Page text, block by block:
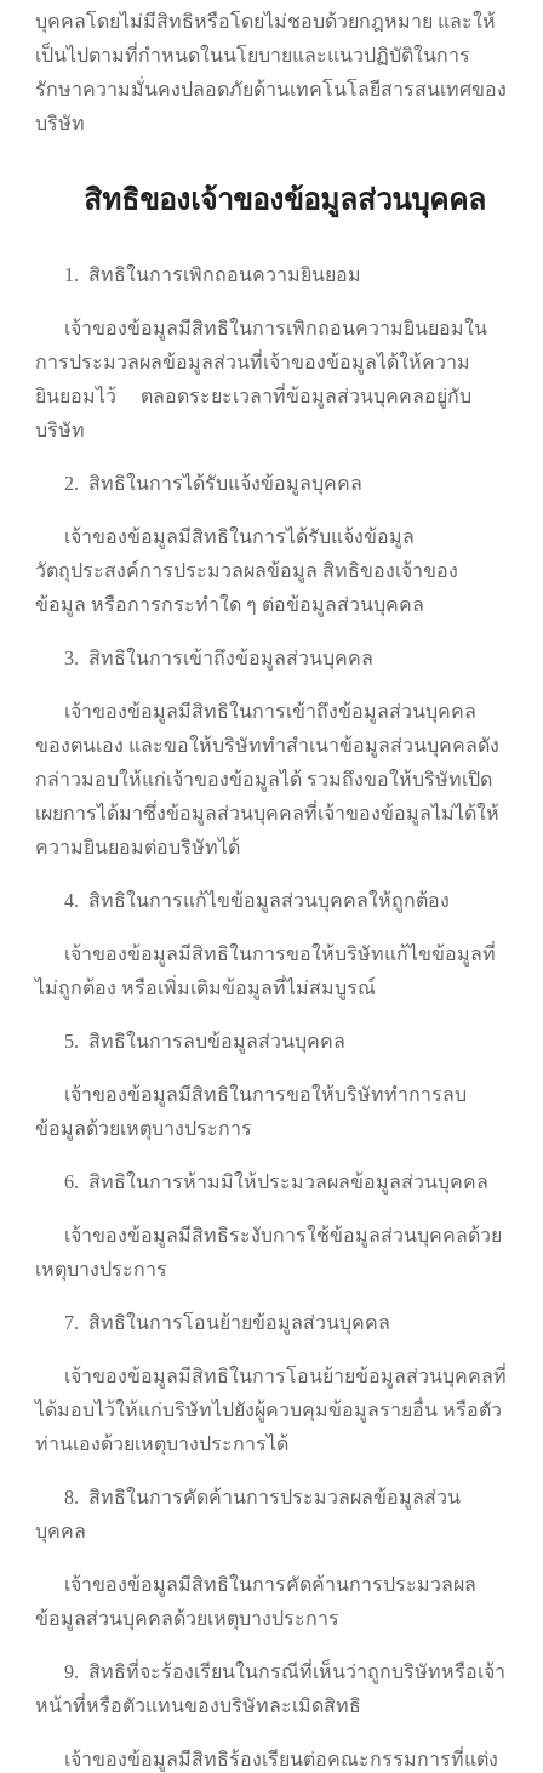
บุคคลโดยไม่มีสิทธิหรือโดยไม่ชอบด้วยกฎหมาย และให้
เป็นไปตามที่กำหนดในนโยบายและแนวปฏิบัติในการ
รักษาความมั่นคงปลอดภัยด้านเทคโนโลยีสารสนเทศของ
บริษัท
สิทธิของเจ้าของข้อมูลส่วนบุคคล
1. สิทธิในการเพิกถอนความยินยอม
เจ้าของข้อมูลมีสิทธิในการเพิกถอนความยินยอมใน
การประมวลผลข้อมูลส่วนที่เจ้าของข้อมูลได้ให้ความ
ยินยอมไว้
ตลอดระยะเวลาที่ข้อมูลส่วนบุคคลอยู่กับ
บริษัท
2. สิทธิในการได้รับแจ้งข้อมูลบุคคล
เจ้าของข้อมูลมีสิทธิในการได้รับแจ้งข้อมูล
วัตถุประสงค์การประมวลผลข้อมูล สิทธิของเจ้าของ
ข้อมูล หรือการกระทำใด ๆ ต่อข้อมูลส่วนบุคคล
3. สิทธิในการเข้าถึงข้อมูลส่วนบุคคล
เจ้าของข้อมูลมีสิทธิในการเข้าถึงข้อมูลส่วนบุคคล
ของตนเอง และขอให้บริษัททำสำเนาข้อมูลส่วนบุคคลดัง
กล่าวมอบให้แก่เจ้าของข้อมูลได้ รวมถึงขอให้บริษัทเปิด
เผยการได้มาซึ่งข้อมูลส่วนบุคคลที่เจ้าของข้อมูลไม่ได้ให้
ความยินยอมต่อบริษัทได้
4. สิทธิในการแก้ไขข้อมูลส่วนบุคคลให้ถูกต้อง
เจ้าของข้อมูลมีสิทธิในการขอให้บริษัทแก้ไขข้อมูลที่
ไม่ถูกต้อง หรือเพิ่มเติมข้อมูลที่ไม่สมบูรณ์
5. สิทธิในการลบข้อมูลส่วนบุคคล
เจ้าของข้อมูลมีสิทธิในการขอให้บริษัททำการลบ
ข้อมูลด้วยเหตุบางประการ
6. สิทธิในการห้ามมิให้ประมวลผลข้อมูลส่วนบุคคล
เจ้าของข้อมูลมีสิทธิระงับการใช้ข้อมูลส่วนบุคคลด้วย
เหตุบางประการ
7. สิทธิในการโอนย้ายข้อมูลส่วนบุคคล
เจ้าของข้อมูลมีสิทธิในการโอนย้ายข้อมูลส่วนบุคคลที่
ได้มอบไว้ให้แก่บริษัทไปยังผู้ควบคุมข้อมูลรายอื่น หรือตัว
ท่านเองด้วยเหตุบางประการได้
8. สิทธิในการคัดค้านการประมวลผลข้อมูลส่วน
บุคคล
เจ้าของข้อมูลมีสิทธิในการคัดค้านการประมวลผล
ข้อมูลส่วนบุคคลด้วยเหตุบางประการ
9. สิทธิที่จะร้องเรียนในกรณีที่เห็นว่าถูกบริษัทหรือเจ้า
หน้าที่หรือตัวแทนของบริษัทละเมิดสิทธิ
เจ้าของข้อมูลมีสิทธิร้องเรียนต่อคณะกรรมการที่แต่ง